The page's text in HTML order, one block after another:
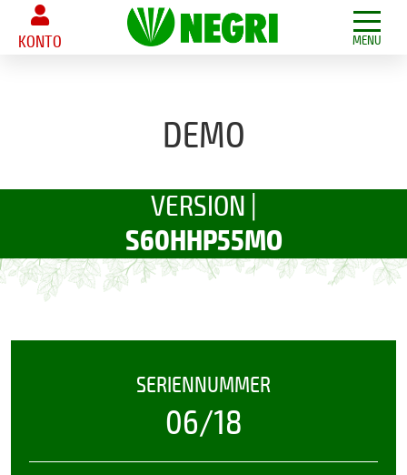
KONTO MENU
DEMO
VERSION |
S60HHP55MO
SERIENNUMMER
06/18